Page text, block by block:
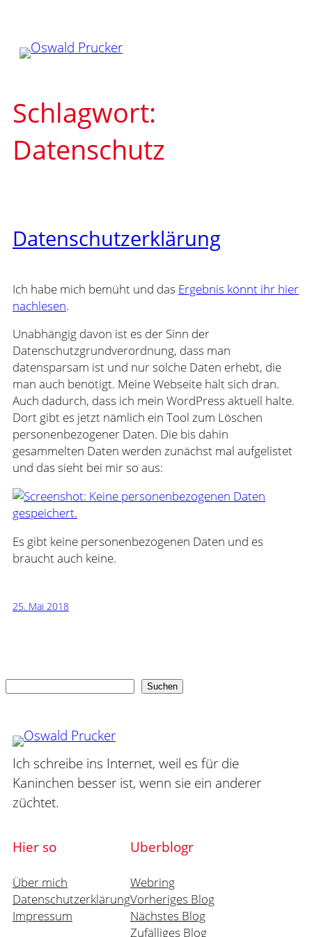
springen
Schlagwort:
Datenschutz
Datenschutzerklärung
Ich habe mich bemüht und das Ergebnis könnt ihr hier
nachlesen.
Unabhängig davon ist es der Sinn der
Datenschutzgrundverordnung, dass man
datensparsam ist und nur solche Daten erhebt, die
man auch benötigt. Meine Webseite hält sich dran.
Auch dadurch, dass ich mein WordPress aktuell halte.
Dort gibt es jetzt nämlich ein Tool zum Löschen
personenbezogener Daten. Die bis dahin
gesammelten Daten werden zunächst mal aufgelistet
und das sieht bei mir so aus:
Es gibt keine personenbezogenen Daten und es
braucht auch keine.
25. Mai 2018
Suchen
Ich schreibe ins Internet, weil es für die
Kaninchen besser ist, wenn sie ein anderer
züchtet.
Hier so
Über mich
Datenschutzerklärung
Impressum
Uberblogr
Webring
Vorheriges Blog
Nächstes Blog
Zufälliges Blog